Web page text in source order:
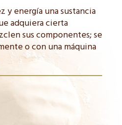
y energía una sustancia
adquiera cierta
sus componentes; se
o con una máquina